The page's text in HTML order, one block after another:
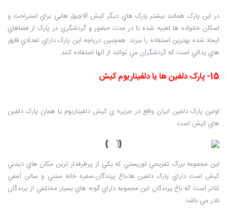
در اين پارک همانند بيشتر پارک هاي ديگر کيش آلاچيق هايي براي استراحت و
اسکان خانواده ها تعبيه شده تا در مدت حضور و گردشگري در پارک از فضاهاي
ايجاد شده بهترين استفاده را ببرند. همچنين درياچه اين پارک داراي تعدادي قايق
هاي پدالي است که گردشگران مي توانند از آنها استفاده کنند.
15- پارک دلفين ها يا دلفيناريوم کيش
اولين پارک دلفين ايران واقع در جزيره ي کيش دلفيناريوم يا همان پارک دلفين
هاي کيش است.
اين مجموعه بزرگ تفريحي توريستي که يکي از پرطرفدار ترين مکان هاي ديدني
کيش است داراي پارک دلفين ها،باغ پرندگان،سفره خانه سنتي و سالن آمفي
تئاتر است که باغ پرندگان اين مجموعه داراي گونه هاي بسيار مختلفي از پرندگان
نادر مي باشد.